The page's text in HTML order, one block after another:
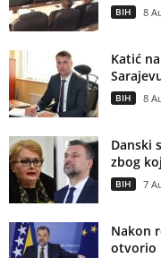
BIH 8
Katić
BIH 8
Danski
zbog
BIH 7
Nakon
otvorio